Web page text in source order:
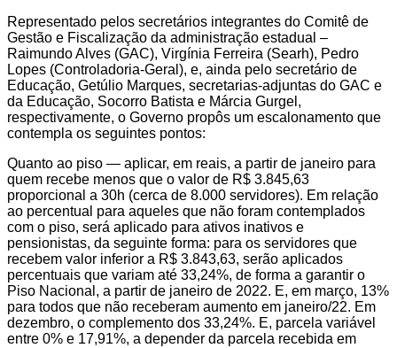
Representado pelos secretários integrantes do Comitê de
Gestão e Fiscalização da administração estadual –
Raimundo Alves (GAC), Virgínia Ferreira (Searh), Pedro
Lopes (Controladoria-Geral), e, ainda pelo secretário de
Educação, Getúlio Marques, secretarias-adjuntas do GAC e
da Educação, Socorro Batista e Márcia Gurgel,
respectivamente, o Governo propôs um escalonamento que
contempla os seguintes pontos:
Quanto ao piso — aplicar, em reais, a partir de janeiro para
quem recebe menos que o valor de R$ 3.845,63
proporcional a 30h (cerca de 8.000 servidores). Em relação
ao percentual para aqueles que não foram contemplados
com o piso, será aplicado para ativos inativos e
pensionistas, da seguinte forma: para os servidores que
recebem valor inferior a R$ 3.843,63, serão aplicados
percentuais que variam até 33,24%, de forma a garantir o
Piso Nacional, a partir de janeiro de 2022. E, em março, 13%
para todos que não receberam aumento em janeiro/22. Em
dezembro, o complemento dos 33,24%. E, parcela variável
entre 0% e 17,91%, a depender da parcela recebida em